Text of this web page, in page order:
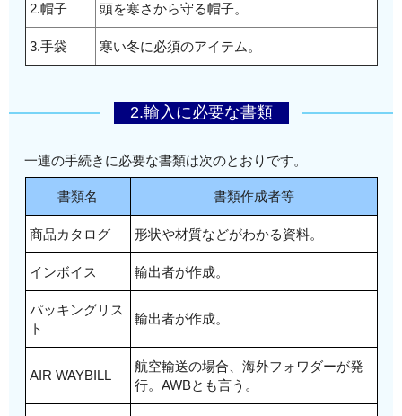
2.帽子 頭を寒さから守る帽子。
3.手袋 寒い冬に必須のアイテム。
2.輸入に必要な書類
一連の手続きに必要な書類は次のとおりです。
書類名 書類作成者等
商品カタログ 形状や材質などがわかる資料。
インボイス 輸出者が作成。
パッキングリス
ト
輸出者が作成。
AIR WAYBILL
航空輸送の場合、海外フォワダーが発
行。AWBとも言う。